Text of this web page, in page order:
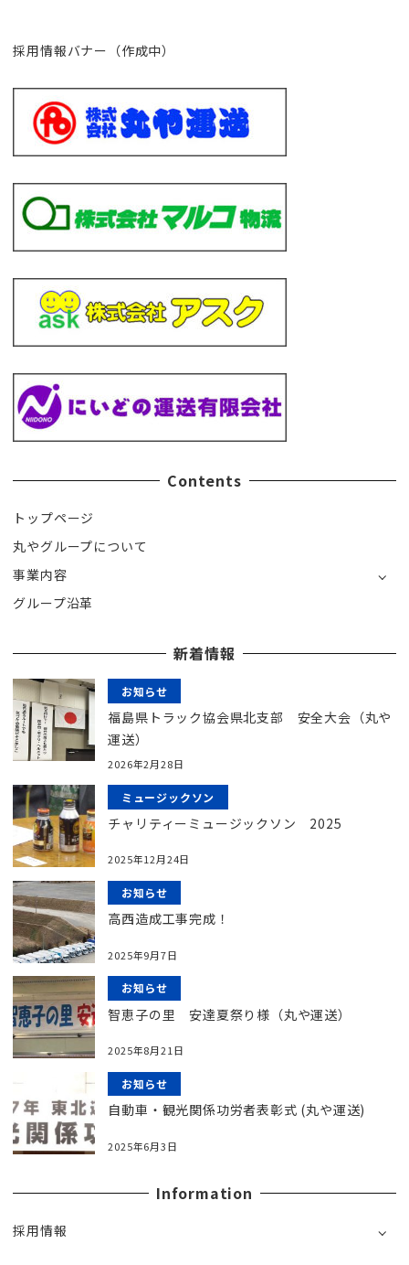
採用情報バナー（作成中）
Contents
トップページ
丸やグループについて
事業内容
グループ沿革
新着情報
お知らせ
福島県トラック協会県北支部 安全大会（丸や
運送）
2026年2月28日
ミュージックソン
チャリティーミュージックソン 2025
2025年12月24日
お知らせ
高西造成工事完成！
2025年9月7日
お知らせ
智恵子の里 安達夏祭り様（丸や運送）
2025年8月21日
お知らせ
自動車・観光関係功労者表彰式 (丸や運送)
2025年6月3日
Information
採用情報